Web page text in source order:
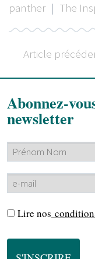
panther | The
Article
Abonnez-
newsletter
Lire nos